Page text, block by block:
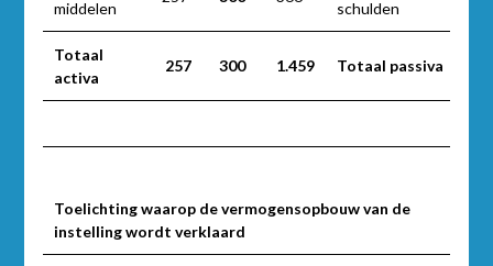
middelen schulden
Totaal
activa
257 300 1.459 Totaal passiva
Toelichting waarop de vermogensopbouw van de
instelling wordt verklaard